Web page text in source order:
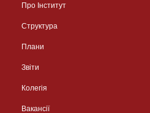
Про Інститут
Структура
Плани
Звіти
Колегія
Вакансії